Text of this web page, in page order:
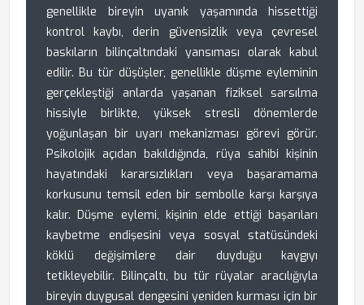
genellikle bireyin uyanık yaşamında hissettiği
kontrol kaybı, derin güvensizlik veya çevresel
baskıların bilinçaltındaki yansıması olarak kabul
edilir. Bu tür düşüşler, genellikle düşme eyleminin
gerçekleştiği anlarda yaşanan fiziksel sarsılma
hissiyle birlikte, yüksek stresli dönemlerde
yoğunlaşan bir uyarı mekanizması görevi görür.
Psikolojik açıdan bakıldığında, rüya sahibi kişinin
hayatındaki kararsızlıkları veya başaramama
korkusunu temsil eden bir sembolle karşı karşıya
kalır. Düşme eylemi, kişinin elde ettiği başarıları
kaybetme endişesini veya sosyal statüsündeki
köklü değişimlere dair duyduğu kaygıyı
tetikleyebilir. Bilinçaltı, bu tür rüyalar aracılığıyla
bireyin duygusal dengesini yeniden kurması için bir